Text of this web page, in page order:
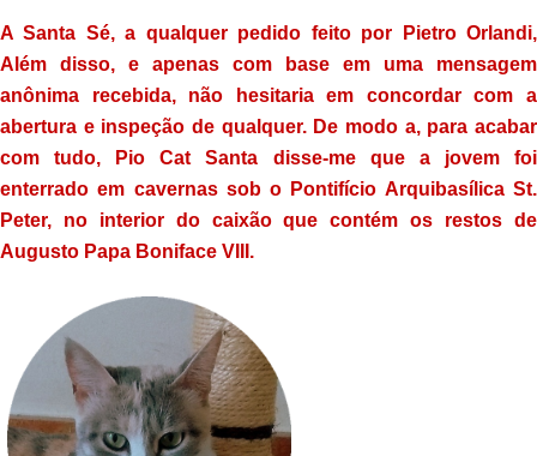
A Santa Sé, a qualquer pedido feito por Pietro Orlandi,
Além disso, e apenas com base em uma mensagem
anônima recebida, não hesitaria em concordar com a
abertura e inspeção de qualquer. De modo a, para acabar
com tudo, Pio Cat Santa disse-me que a jovem foi
enterrado em cavernas sob o Pontifício Arquibasílica St.
Peter, no interior do caixão que contém os restos de
Augusto Papa Boniface VIII.